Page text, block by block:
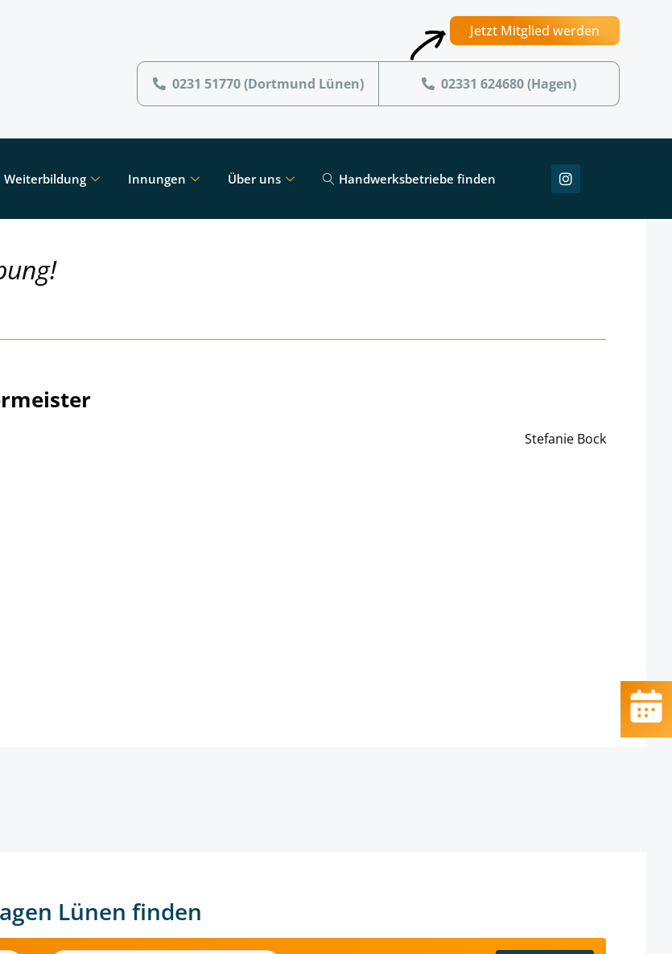
Jetzt Mitglied werden
0231 51770 (Dortmund Lünen) 02331 624680 (Hagen)
Weiterbildung Innungen Über uns Handwerksbetriebe finden
Stefanie Bock
Lünen finden